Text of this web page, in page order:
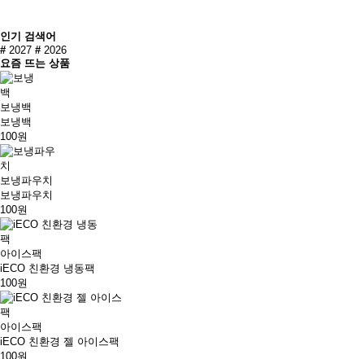
인기 검색어
# 2027 # 2026
요즘 뜨는 상품
보냉백
보냉백
100원
보냉파우치
보냉파우치
100원
아이스팩
iECO 친환경 냉동팩
100원
아이스팩
iECO 친환경 젤 아이스팩
100원